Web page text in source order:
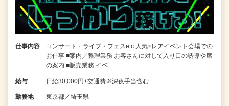
仕事内容
コンサート・ライブ・フェスetc 人気×レアイベント会場での
お仕事 ■案内／整理業務 お客さんに対して入り口の誘導や席
の案内 ■販売業務 イベ…
給与 日給30,000円+交通費※深夜手当含む
勤務地 東京都／埼玉県